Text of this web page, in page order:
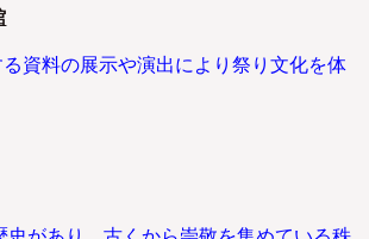
る資料の展示や演出により祭り文化を体